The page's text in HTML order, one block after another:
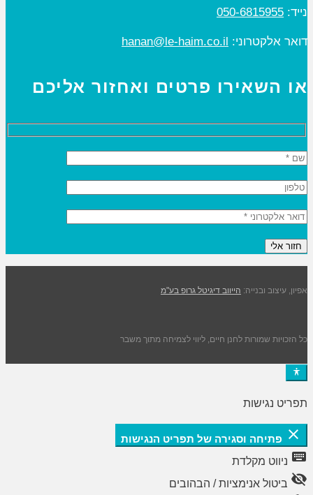
נייד: 050-6815955
דואר אלקטרוני: hanan@le-haim.co.il
או השאירו פרטים ואחזור אליכם
אפיון, עיצוב ובנייה: הייווב דיגיטל גרופ בע"מ
כל הזכויות שמורות לחנן חיים, ליווי לצמיחה מתוך משבר
תפריט נגישות
close פתיחה וסגירה של תפריט הנגישות
keyboard ניווט מקלדת
visibility_off ביטול אנימציות / הבהובים